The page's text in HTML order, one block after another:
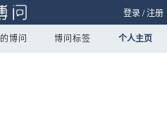
登录/注册
博问 博问标签 个人主页